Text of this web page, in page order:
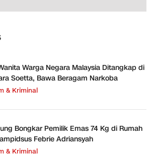
Warga Negara Malaysia Ditangkap di
Soetta, Bawa Beragam Narkoba
& Kriminal
Bongkar Pemilik Emas 74 Kg di Rumah
Febrie Adriansyah
& Kriminal